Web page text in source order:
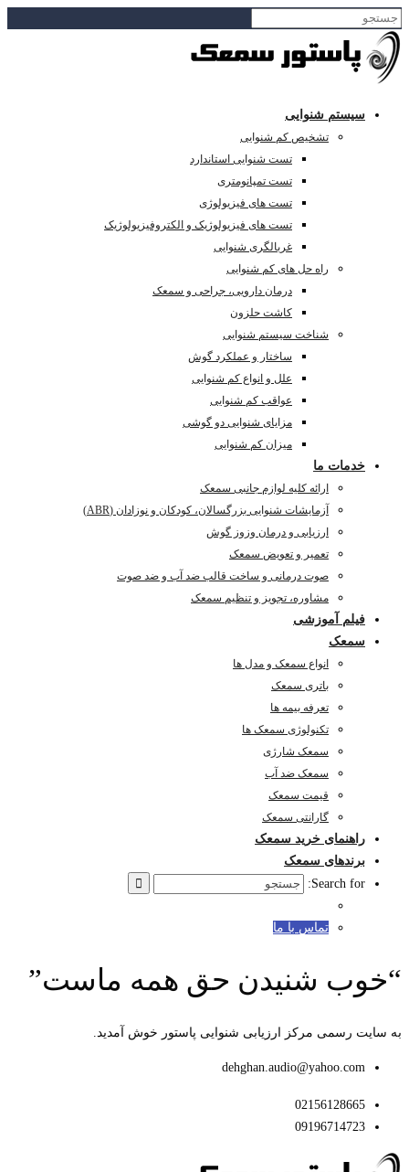
سیستم شنوایی
تشخیص کم شنوایی
تست شنوایی استاندارد
تست تمپانومتری
تست های فیزیولوژی
تست های فیزیولوژیک و الکتروفیزیولوژیک
غربالگری شنوایی
راه حل های کم شنوایی
درمان دارویی، جراحی و سمعک
کاشت حلزون
شناخت سیستم شنوایی
ساختار و عملکرد گوش
علل و انواع کم شنوایی
عواقب کم شنوایی
مزایای شنوایی دو گوشی
میزان کم شنوایی
خدمات ما
ارائه کلیه لوازم جانبی سمعک
آزمایشات شنوایی بزرگسالان، کودکان و نوزادان (ABR)
ارزیابی و درمان وزوز گوش
تعمیر و تعویض سمعک
صوت درمانی و ساخت قالب ضد آب و ضد صوت
مشاوره، تجویز و تنظیم سمعک
فیلم آموزشی
سمعک
انواع سمعک و مدل ها
باتری سمعک
تعرفه بیمه ها
تکنولوژی سمعک ها
سمعک شارژی
سمعک ضد آب
قیمت سمعک
گارانتی سمعک
راهنمای خرید سمعک
برندهای سمعک
Search for:
تماس با ما
“خوب شنیدن حق همه ماست”
به سایت رسمی مرکز ارزیابی شنوایی پاستور خوش آمدید.
dehghan.audio@yahoo.com
02156128665
09196714723